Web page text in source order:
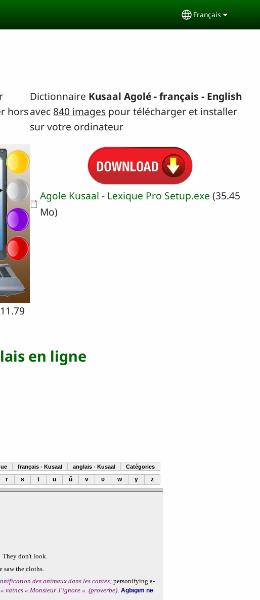
Select your
Français
hors
Dictionnaire Kusaal Agolé - français - English
avec 840 images pour télécharger et installer
sur votre ordinateur
Document
Agole Kusaal - Lexique Pro Setup.exe (35.45
Mo)
en ligne